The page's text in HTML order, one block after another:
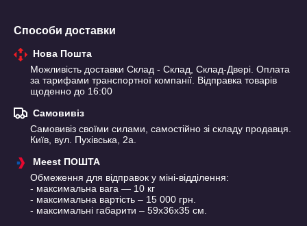
Способи доставки
Нова Пошта
Можливість доставки Склад - Склад, Склад-Двері. Оплата
за тарифами транспортної компанії. Відправка товарів
щоденно до 16:00
Самовивіз
Самовивіз своїми силами, самостійно зі складу продавця.
Київ, вул. Пухівська, 2а.
Meest ПОШТА
Обмеження для відправок у міні-відділення:
- максимальна вага — 10 кг
- максимальна вартість – 15 000 грн.
- максимальні габарити – 59х36х35 см.